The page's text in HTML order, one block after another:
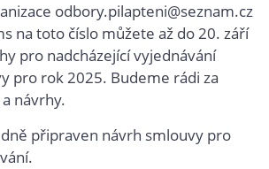
odbory.pilapteni@seznam.cz
na toto číslo můžete až do 20. září
pro nadcházející vyjednávání
pro rok 2025. Budeme rádi za
návrhy.
připraven návrh smlouvy pro